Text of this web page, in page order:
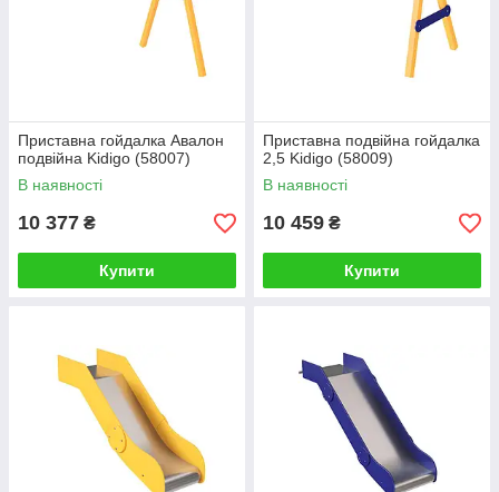
Приставна гойдалка Авалон
подвійна Kidigo (58007)
В наявності
10 377 ₴
Купити
Приставна подвійна гойдалка
2,5 Kidigo (58009)
В наявності
10 459 ₴
Купити